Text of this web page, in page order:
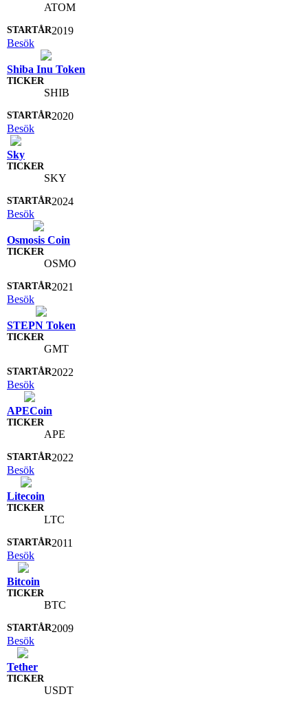
ATOM
2019
Besök
Shiba Inu Token
SHIB
2020
Besök
Sky
SKY
2024
Besök
Osmosis Coin
OSMO
2021
Besök
STEPN Token
GMT
2022
Besök
APECoin
APE
2022
Besök
Litecoin
LTC
2011
Besök
Bitcoin
BTC
2009
Besök
Tether
USDT